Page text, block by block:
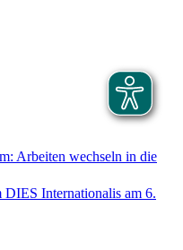
Arbeiten wechseln in die
Internationalis am 6.